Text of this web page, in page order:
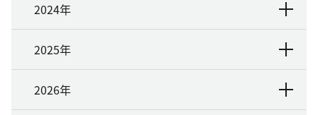
2024年
2025年
2026年